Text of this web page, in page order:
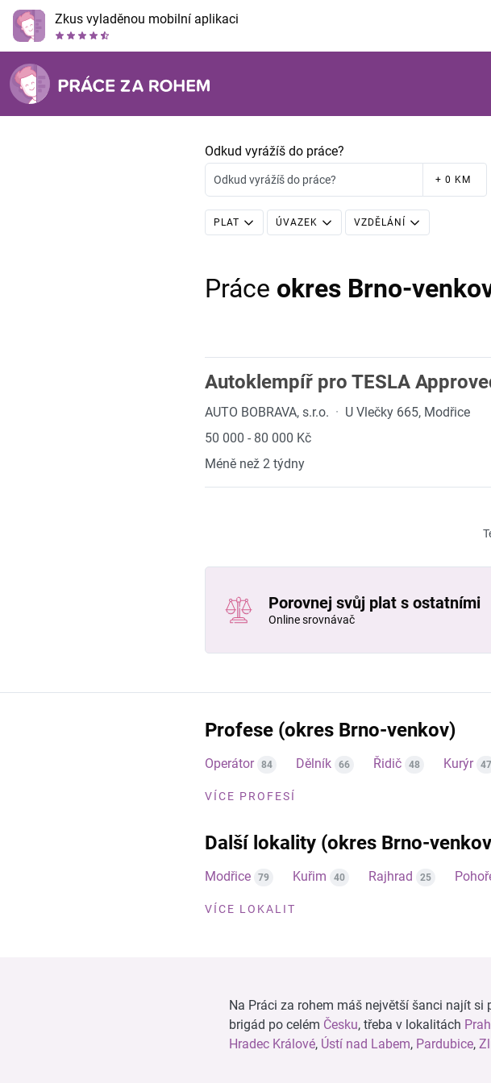
Zkus vyladěnou mobilní aplikaci
Odkud vyrážíš do práce?
Odkud vyrážíš do práce? + 0 KM
PLAT ÚVAZEK VZDĚLÁNÍ
Práce okres Brno-
Autoklempíř pro TESLA
AUTO BOBRAVA, s.r.o. · U Vlečky 665, Modřice
50 000 - 80 000 Kč
Méně než 2 týdny
Porovnej svůj plat s ostatními
Online srovnávač
Profese (okres Brno-venkov)
Operátor 84 Dělník 66 Řidič 48 Kurýr 47
VÍCE PROFESÍ
Další lokality (okres Brno-
Modřice 79 Kuřim 40 Rajhrad 25
VÍCE LOKALIT
Na Práci za rohem máš největší šanci najít
brigád po celém Česku, třeba v lokalitách
Hradec Králové, Ústí nad Labem, Pardubice,